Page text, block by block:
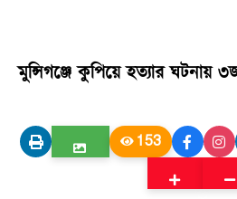
মুন্সিগঞ্জে কুপিয়ে হত্যার
153